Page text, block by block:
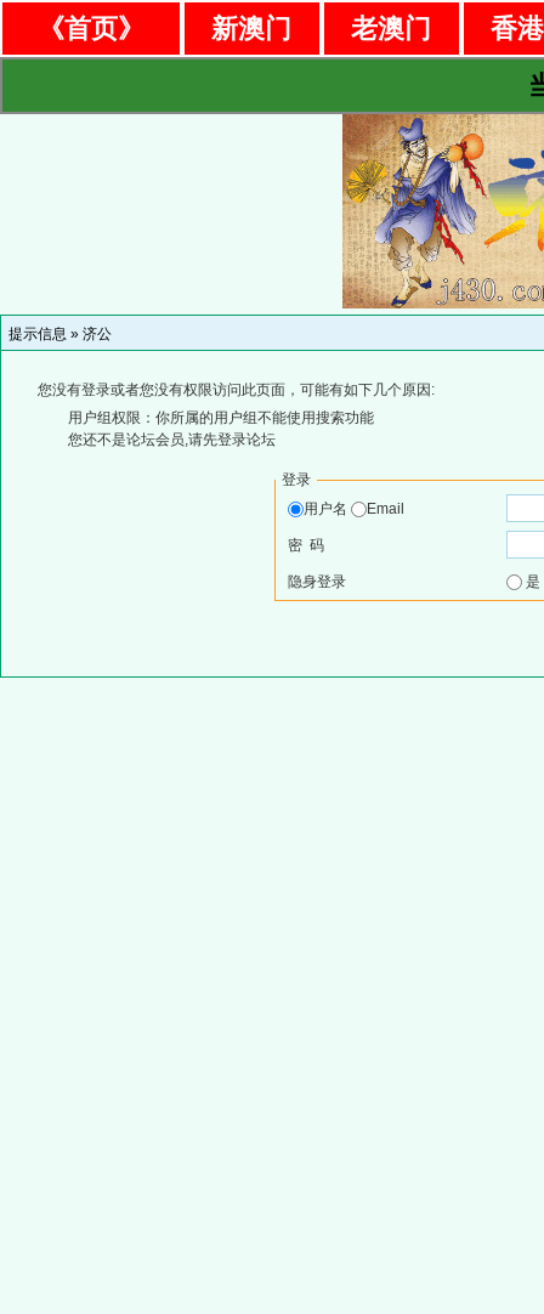
《首页》 新澳门 老澳门
香
提示信息 » 济公
您没有登录或者您没有权限访问此页面，可能有如下几个原因:
用户组权限：你所属的用户组不能使用搜索功能
您还不是论坛会员,请先登录论坛
登录
用户名
Email
密 码
隐身登录